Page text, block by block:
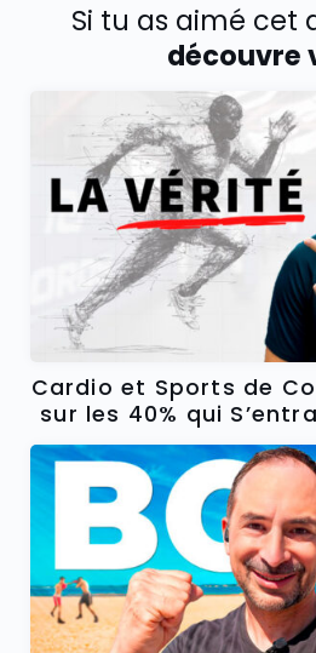
Si tu as aimé cet
découvre
Cardio et Sports de
sur les 40% qui